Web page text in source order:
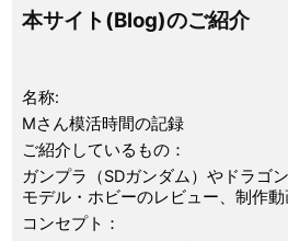
本サイト(Blog)のご紹介
名称:
Mさん模活時間の記録
ご紹介しているもの：
ガンプラ（SDガンダム）やドラゴ
モデル・ホビーのレビュー、制作
コンセプト：